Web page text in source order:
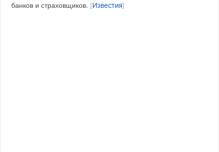
банков и страховщиков.
Известия